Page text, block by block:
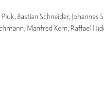
Bastian Schneider,
Manfred Kern, Raffael